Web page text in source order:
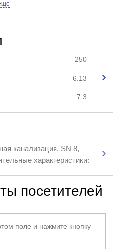
250
6.13
7.3
канализация, SN 8,
характеристики:
посетителей